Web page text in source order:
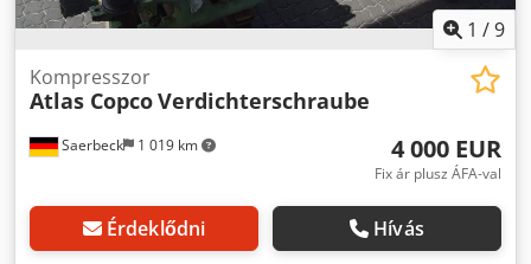
1 /9
Saerbeck 1 019 km
Kompresszor
Atlas CopcoVerdichterschraube
4 000 EUR
Fix ár plusz ÁFA-val
Érdeklődni Hívás